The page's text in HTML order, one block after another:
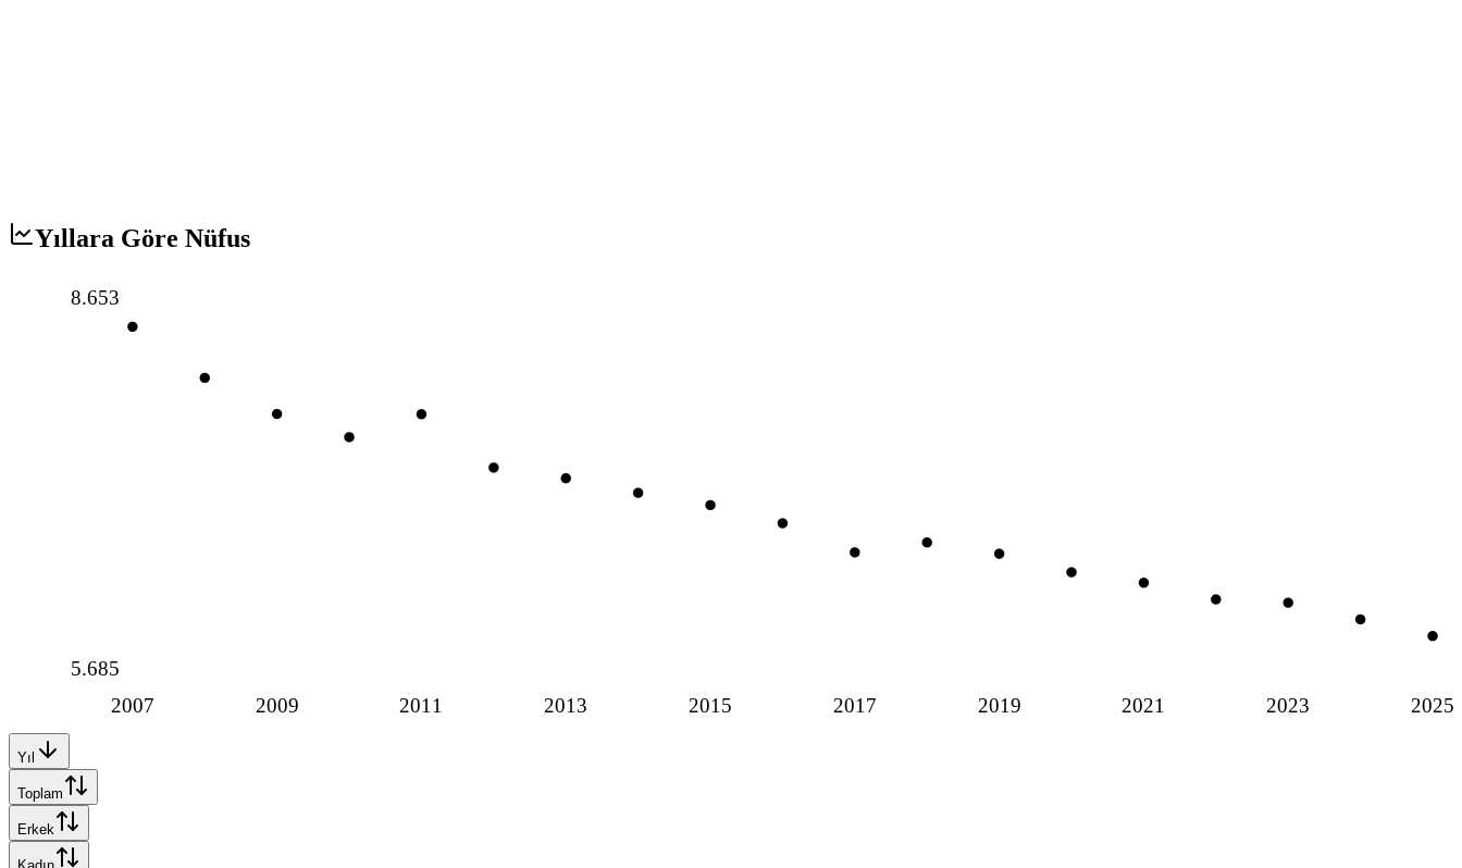
Yıllara Göre Nüfus
2007 2009 2011 2013 2015 2017 2019 2021 2023 2025
8.653
5.685
Yıl
Toplam
Erkek